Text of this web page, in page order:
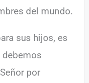
del mundo.
sus hijos, es
debemos
por